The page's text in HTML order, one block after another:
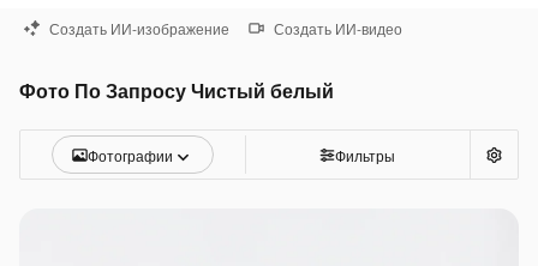
Создать ИИ-изображение Создать ИИ-видео
Фото По Запросу Чистый белый
Фотографии Фильтры